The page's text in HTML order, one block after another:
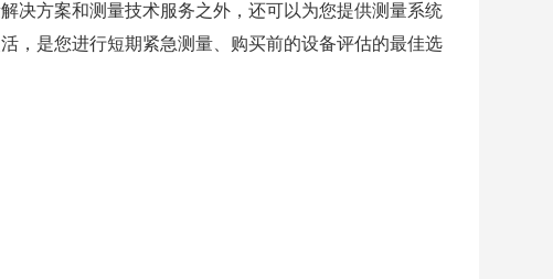
决方案和测量技术服务之外，还可以为您提供测量系统
，是您进行短期紧急测量、购买前的设备评估的最佳选